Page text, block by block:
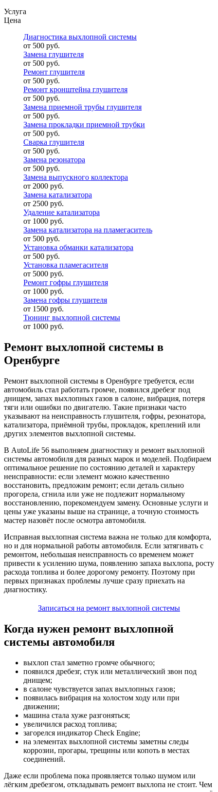
Услуга
Цена
Диагностика выхлопной системы
от 500 руб.
Замена глушителя
от 500 руб.
Ремонт глушителя
от 500 руб.
Ремонт кронштейна глушителя
от 500 руб.
Замена приемной трубы глушителя
от 500 руб.
Замена прокладки приемной трубки
от 500 руб.
Сварка глушителя
от 500 руб.
Замена резонатора
от 500 руб.
Замена выпускного коллектора
от 2000 руб.
Замена катализатора
от 2500 руб.
Удаление катализатора
от 1000 руб.
Замена катализатора на пламегаситель
от 500 руб.
Установка обманки катализатора
от 500 руб.
Установка пламегасителя
от 5000 руб.
Ремонт гофры глушителя
от 1000 руб.
Замена гофры глушителя
от 1500 руб.
Тюнинг выхлопной системы
от 1000 руб.
Ремонт выхлопной системы в
Оренбурге
Ремонт выхлопной системы в Оренбурге требуется, если
автомобиль стал работать громче, появился дребезг под
днищем, запах выхлопных газов в салоне, вибрация, потеря
тяги или ошибки по двигателю. Такие признаки часто
указывают на неисправность глушителя, гофры, резонатора,
катализатора, приёмной трубы, прокладок, креплений или
других элементов выхлопной системы.
В AutoLife 56 выполняем диагностику и ремонт выхлопной
системы автомобиля для разных марок и моделей. Подбираем
оптимальное решение по состоянию деталей и характеру
неисправности: если элемент можно качественно
восстановить, предложим ремонт; если деталь сильно
прогорела, сгнила или уже не подлежит нормальному
восстановлению, порекомендуем замену. Основные услуги и
цены уже указаны выше на странице, а точную стоимость
мастер назовёт после осмотра автомобиля.
Исправная выхлопная система важна не только для комфорта,
но и для нормальной работы автомобиля. Если затягивать с
ремонтом, небольшая неисправность со временем может
привести к усилению шума, появлению запаха выхлопа, росту
расхода топлива и более дорогому ремонту. Поэтому при
первых признаках проблемы лучше сразу приехать на
диагностику.
Записаться на ремонт выхлопной системы
Когда нужен ремонт выхлопной
системы автомобиля
выхлоп стал заметно громче обычного;
появился дребезг, стук или металлический звон под
днищем;
в салоне чувствуется запах выхлопных газов;
появилась вибрация на холостом ходу или при
движении;
машина стала хуже разгоняться;
увеличился расход топлива;
загорелся индикатор Check Engine;
на элементах выхлопной системы заметны следы
коррозии, прогары, трещины или копоть в местах
соединений.
Даже если проблема пока проявляется только шумом или
лёгким дребезгом, откладывать ремонт выхлопа не стоит. Чем